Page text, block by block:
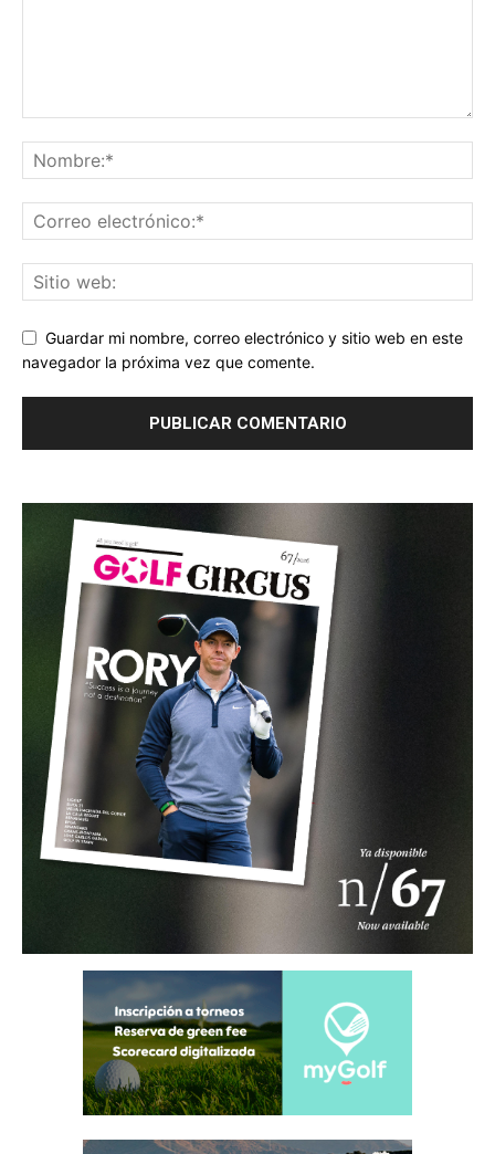
Guardar mi nombre, correo electrónico y sitio web en este
navegador la próxima vez que comente.